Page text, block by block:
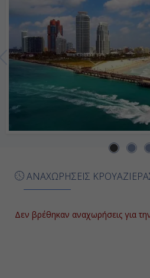
ΑΝΑΧΩΡΗΣΕΙΣ
Δεν βρέθηκαν αναχωρήσεις για